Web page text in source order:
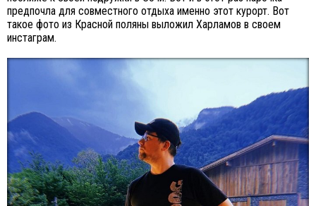
предпочла для совместного отдыха именно этот курорт. Вот
такое фото из Красной поляны выложил Харламов в своем
инстаграм.